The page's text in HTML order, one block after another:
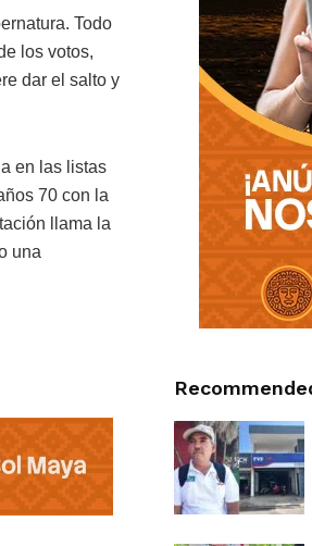
Todo
los votos,
dar el salto y
en las listas
70 con la
llama la
una